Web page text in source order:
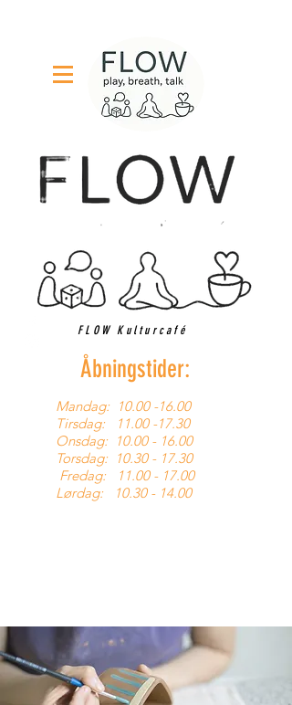
FLOW Kulturcafé
Åbningstider:
Mandag: 10.00 -16.00
Tirsdag:
11.00 -17.30
Onsdag: 10.00 - 16.00
Torsdag: 10.30 - 17.30
Fredag:
11.00 - 17.00
Lørdag:
10.30 - 14.00